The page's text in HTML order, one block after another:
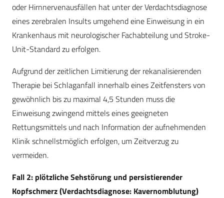
oder Hirnnervenausfällen hat unter der Verdachtsdiagnose
eines zerebralen Insults umgehend eine Einweisung in ein
Krankenhaus mit neurologischer Fachabteilung und Stroke-
Unit-Standard zu erfolgen.
Aufgrund der zeitlichen Limitierung der rekanalisierenden
Therapie bei Schlaganfall innerhalb eines Zeitfensters von
gewöhnlich bis zu maximal 4,5 Stunden muss die
Einweisung zwingend mittels eines geeigneten
Rettungsmittels und nach Information der aufnehmenden
Klinik schnellstmöglich erfolgen, um Zeitverzug zu
vermeiden.
Fall 2: plötzliche Sehstörung und persistierender
Kopfschmerz (Verdachtsdiagnose: Kavernomblutung)